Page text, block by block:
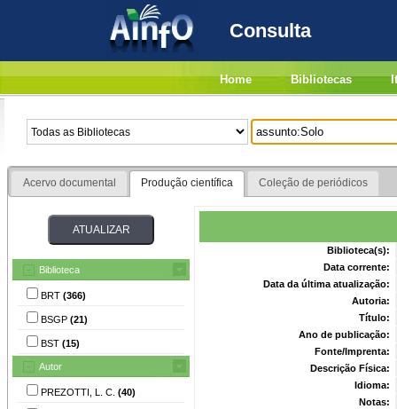
Consulta
Home Bibliotecas
Acervo documental Produção científica Coleção de periódicos
Biblioteca
BRT (366)
BSGP (21)
BST (15)
Autor
PREZOTTI, L. C. (40)
Biblioteca(s):
Data corrente:
Data da última atualização:
Autoria:
Título:
Ano de publicação:
Fonte/Imprenta:
Descrição Física:
Idioma:
Notas: